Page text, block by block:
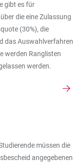
gibt es für
die eine Zulassung
(30%), die
das Auswahlverfahren
werden Ranglisten
werden.
müssen die
angegebenen